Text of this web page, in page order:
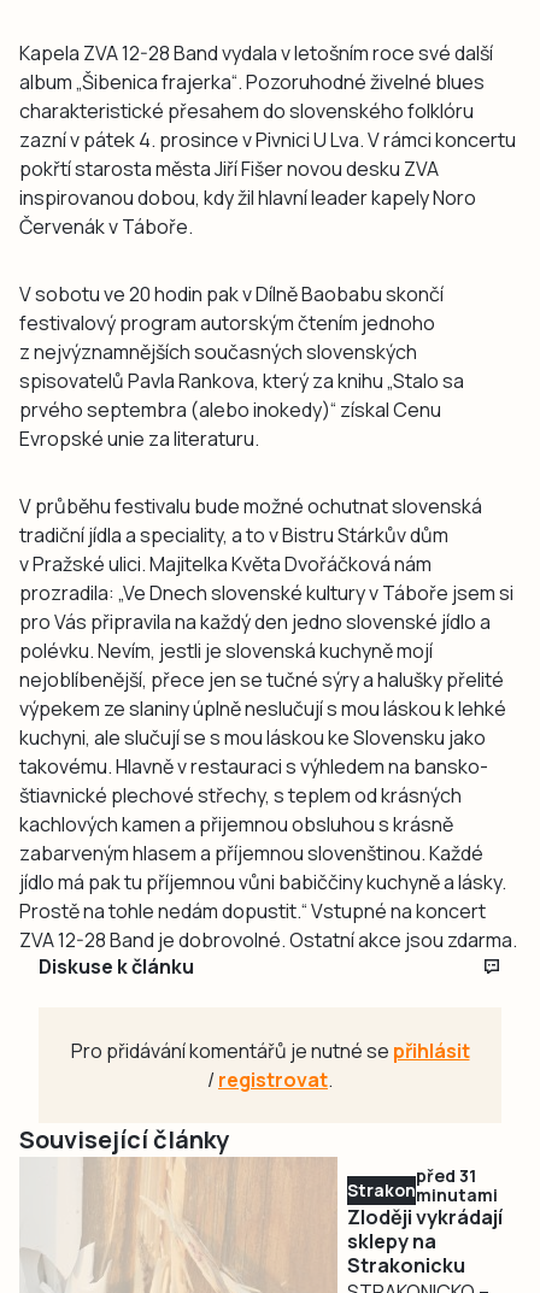
Kapela ZVA 12-28 Band vydala v letošním roce své další
album „Šibenica frajerka“. Pozoruhodné živelné blues
charakteristické přesahem do slovenského folklóru
zazní v pátek 4. prosince v Pivnici U Lva. V rámci koncertu
pokřtí starosta města Jiří Fišer novou desku ZVA
inspirovanou dobou, kdy žil hlavní leader kapely Noro
Červenák v Táboře.
V sobotu ve 20 hodin pak v Dílně Baobabu skončí
festivalový program autorským čtením jednoho
z nejvýznamnějších současných slovenských
spisovatelů Pavla Rankova, který za knihu „Stalo sa
prvého septembra (alebo inokedy)“ získal Cenu
Evropské unie za literaturu.
V průběhu festivalu bude možné ochutnat slovenská
tradiční jídla a speciality, a to v Bistru Stárkův dům
v Pražské ulici. Majitelka Květa Dvořáčková nám
prozradila: „Ve Dnech slovenské kultury v Táboře jsem si
pro Vás připravila na každý den jedno slovenské jídlo a
polévku. Nevím, jestli je slovenská kuchyně mojí
nejoblíbenější, přece jen se tučné sýry a halušky přelité
výpekem ze slaniny úplně neslučují s mou láskou k lehké
kuchyni, ale slučují se s mou láskou ke Slovensku jako
takovému. Hlavně v restauraci s výhledem na bansko-
štiavnické plechové střechy, s teplem od krásných
kachlových kamen a přijemnou obsluhou s krásně
zabarveným hlasem a příjemnou slovenštinou. Každé
jídlo má pak tu příjemnou vůni babiččiny kuchyně a lásky.
Prostě na tohle nedám dopustit.“Vstupné na koncert
ZVA 12-28 Band je dobrovolné. Ostatní akce jsou zdarma.
Diskuse k článku
Pro přidávání komentářů je nutné se přihlásit
/registrovat.
Související články
Strakonicko
před 31
minutami
Zloději vykrádají
sklepy na
Strakonicku